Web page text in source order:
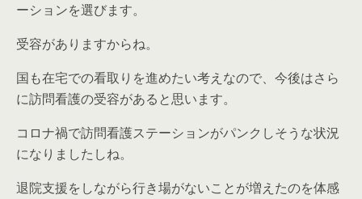
ーションを選びます。
受容がありますからね。
国も在宅での看取りを進めたい考えなので、今後はさら
に訪問看護の受容があると思います。
コロナ禍で訪問看護ステーションがパンクしそうな状況
になりましたしね。
退院支援をしながら行き場がないことが増えたのを体感